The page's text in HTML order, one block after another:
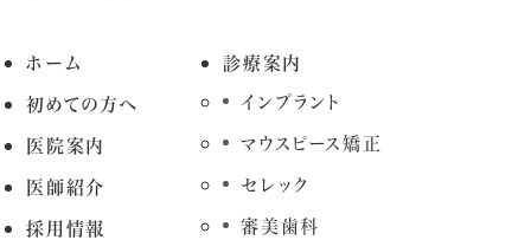
ホーム
初めての方へ
医院案内
医師紹介
採用情報
診療案内
インプラント
マウスピース矯正
セレック
審美歯科